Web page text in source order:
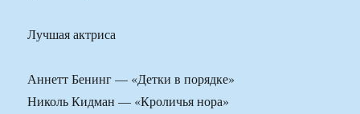
Лучшая актриса
Аннетт Бенинг — «Детки в порядке»
Николь Кидман — «Кроличья нора»